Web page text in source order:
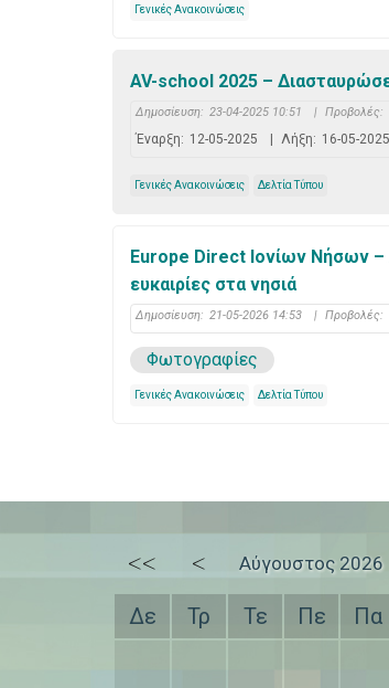
Γενικές Ανακοινώσεις
AV-school 2025 –
Δημοσίευση: 23-04-2025 10:51 | Προβολές:
Έναρξη: 12-05-2025 | Λήξη: 16-05-2025
Γενικές Ανακοινώσεις Δελτία Τύπου
Europe Direct Ιονίων Νήσων –
ευκαιρίες στα νησιά
Δημοσίευση: 21-05-2026 14:53 | Προβολές:
Φωτογραφίες
Γενικές Ανακοινώσεις Δελτία Τύπου
<< < Αύγουστος 2026
Δε Τρ Τε Πε Πα